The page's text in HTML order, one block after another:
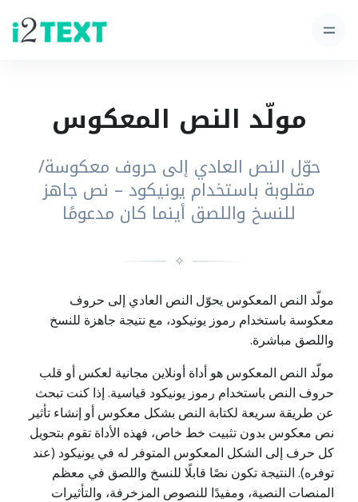
مولّد النص المعكوس
حوّل النص العادي إلى حروف معكوسة/
مقلوبة باستخدام يونيكود – نص جاهز
للنسخ واللصق أينما كان مدعومًا
✧
مولّد النص المعكوس يحوّل النص العادي إلى حروف
معكوسة باستخدام رموز يونيكود، مع نتيجة جاهزة للنسخ
واللصق مباشرة.
مولّد النص المعكوس هو أداة أونلاين مجانية لعكس أو قلب
حروف النص باستخدام رموز يونيكود قياسية. إذا كنت تبحث
عن طريقة سريعة لكتابة النص بشكل معكوس أو إنشاء تأثير
نص معكوس بدون تثبيت خط خاص، فهذه الأداة تقوم بتحويل
كل حرف إلى الشكل المعكوس المتوفر له في يونيكود (عند
توفره). النتيجة تكون نصًا قابلًا للنسخ واللصق في معظم
المنصات النصية، ومفيدًا للنصوص المزخرفة، والتأثيرات